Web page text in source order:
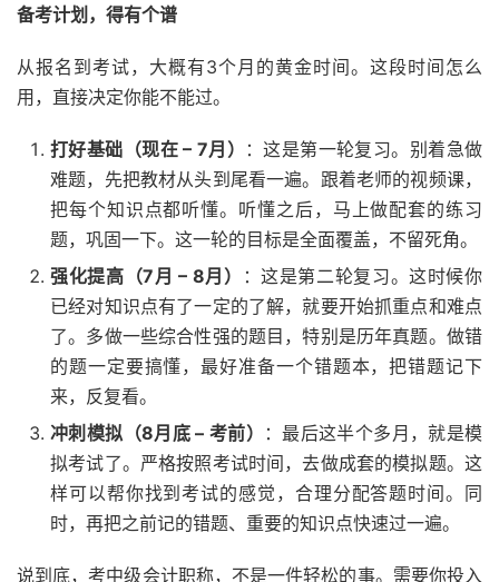
备考计划，得有个谱
从报名到考试，大概有3个月的黄金时间。这段时间怎么
用，直接决定你能不能过。
打好基础（现在 – 7月）
：这是第一轮复习。别着急做
难题，先把教材从头到尾看一遍。跟着老师的视频课，
把每个知识点都听懂。听懂之后，马上做配套的练习
题，巩固一下。这一轮的目标是全面覆盖，不留死角。
强化提高（7月 – 8月）
：这是第二轮复习。这时候你
已经对知识点有了一定的了解，就要开始抓重点和难点
了。多做一些综合性强的题目，特别是历年真题。做错
的题一定要搞懂，最好准备一个错题本，把错题记下
来，反复看。
冲刺模拟（8月底 – 考前）
：最后这半个多月，就是模
拟考试了。严格按照考试时间，去做成套的模拟题。这
样可以帮你找到考试的感觉，合理分配答题时间。同
时，再把之前记的错题、重要的知识点快速过一遍。
说到底，考中级会计职称，不是一件轻松的事。需要你投入